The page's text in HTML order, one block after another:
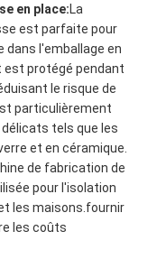
en place:La
est parfaite pour
dans l'emballage en
est protégé pendant
le risque de
particulièrement
tels que les
et en céramique.
de fabrication de
pour l'isolation
les maisons.fournir
les coûts